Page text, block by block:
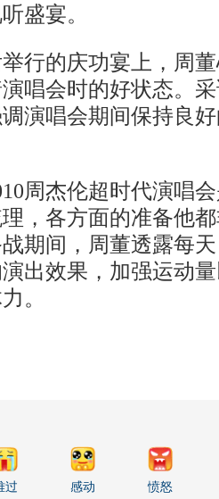
盛宴。
的庆功宴上，周董
唱会时的好状态。
演唱会期间保持良
杰伦超时代演唱会
，各方面的准备他
期间，周董透露每
出效果，加强运动
。
过 感动 愤怒